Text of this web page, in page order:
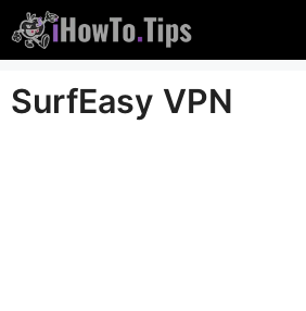
Sari
la
conținut
SurfEasy VPN